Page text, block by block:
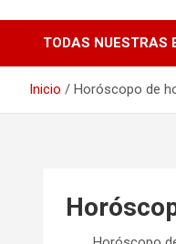
TODAS NUESTRAS
Inicio Horóscopo de